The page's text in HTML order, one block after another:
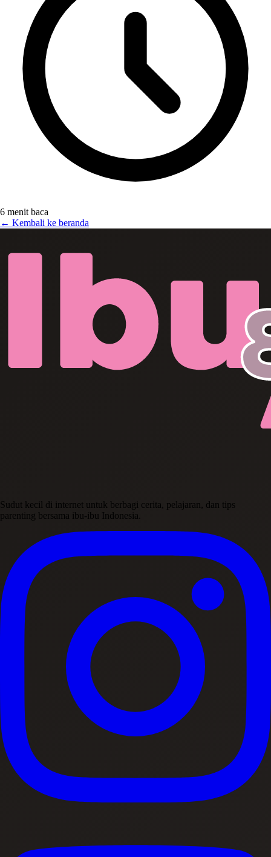
6 menit baca
← Kembali ke beranda
Sudut kecil di internet untuk berbagi cerita, pelajaran, dan tips
parenting bersama ibu-ibu Indonesia.